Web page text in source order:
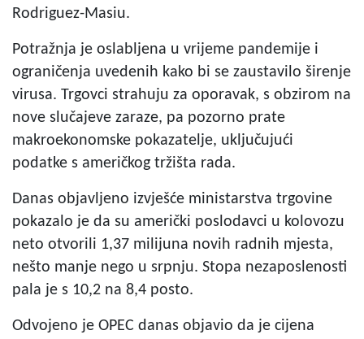
Rodriguez-Masiu.
Potražnja je oslabljena u vrijeme pandemije i
ograničenja uvedenih kako bi se zaustavilo širenje
virusa. Trgovci strahuju za oporavak, s obzirom na
nove slučajeve zaraze, pa pozorno prate
makroekonomske pokazatelje, uključujući
podatke s američkog tržišta rada.
Danas objavljeno izvješće ministarstva trgovine
pokazalo je da su američki poslodavci u kolovozu
neto otvorili 1,37 milijuna novih radnih mjesta,
nešto manje nego u srpnju. Stopa nezaposlenosti
pala je s 10,2 na 8,4 posto.
Odvojeno je OPEC danas objavio da je cijena